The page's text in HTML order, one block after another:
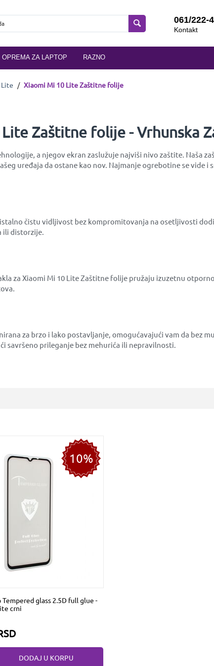
061/222-
Kontakt
OPREMA ZA LAPTOP RAZNO
/ Xiaomi Mi 10 Lite Zaštitne folije
Zaštitne folije - Vrhunska
a njegov ekran zaslužuje najviši nivo zaštite. Naša
uređaja da ostane kao nov. Najmanje ogrebotine se vide
čistu vidljivost bez kompromitovanja na osetljivosti
ili distorzije.
za Xiaomi Mi 10 Lite Zaštitne folije pružaju izuzetnu
za brzo i lako postavljanje, omogućavajući vam da bez
savršeno prileganje bez mehurića ili nepravilnosti.
10%
glass 2.5D full glue -
crni
DODAJ U KORPU